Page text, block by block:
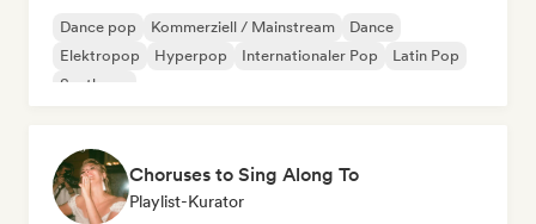
Dance pop Kommerziell / Mainstream
Dance
Elektropop
Hyperpop Internationaler Pop
Latin Pop
Synthpop
Choruses to Sing Along To
Playlist-Kurator